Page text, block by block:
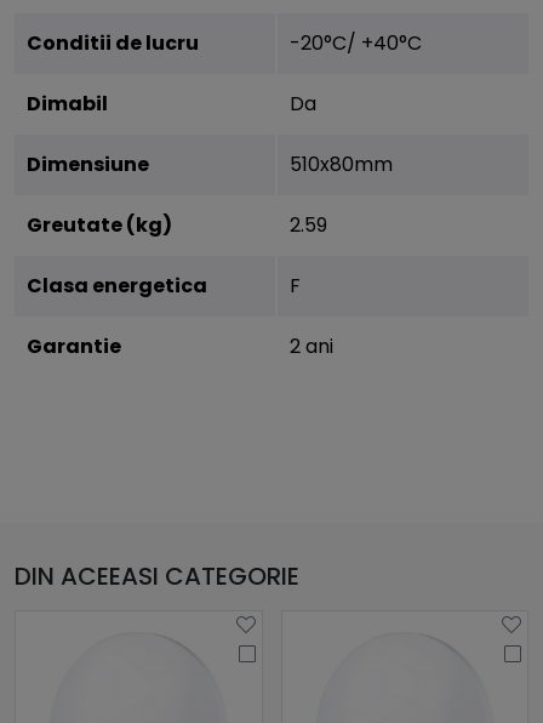
Conditii de lucru -20°C/ +40°C
Dimabil Da
Dimensiune 510x80mm
Greutate (kg) 2.59
Clasa energetica F
Garantie 2 ani
DIN ACEEASI CATEGORIE